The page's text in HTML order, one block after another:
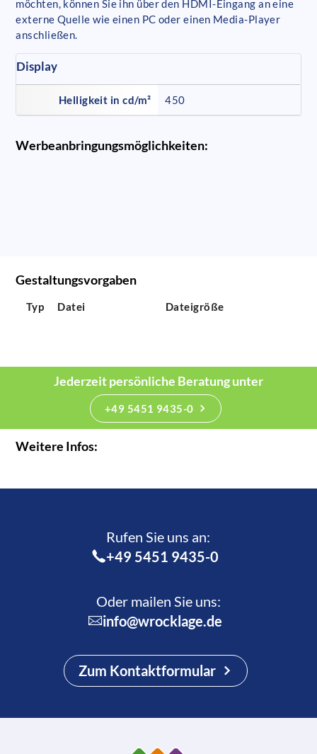
möchten, können Sie ihn über den HDMI-Eingang an eine
externe Quelle wie einen PC oder einen Media-Player
anschließen.
Display
Helligkeit in cd/m² 450
Werbeanbringungsmöglichkeiten:
Gestaltungsvorgaben
Typ Datei Dateigröße
Jederzeit persönliche Beratung unter
+49 5451 9435-0
Weitere Infos:
Rufen Sie uns an:­
+49 5451 9435-0
Oder mailen Sie uns:
info@wrocklage.de
Zum Kontaktformular